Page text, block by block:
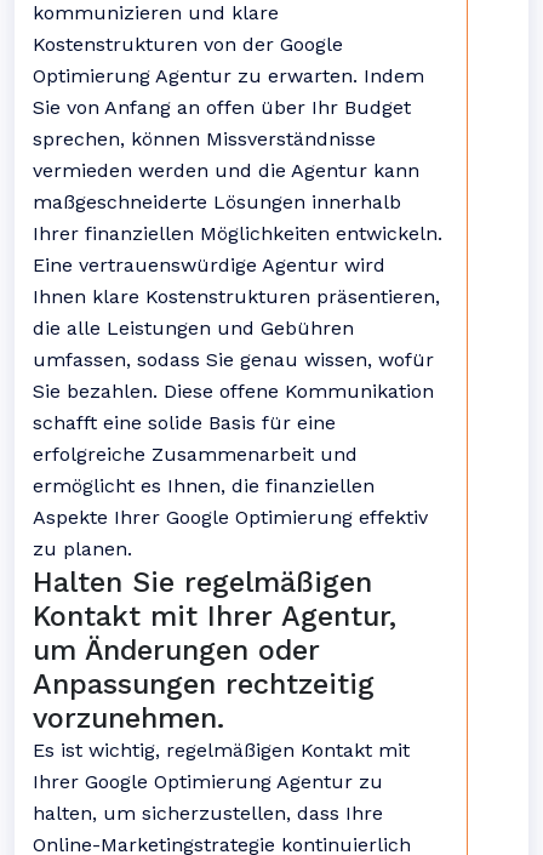
kommunizieren und klare
Kostenstrukturen von der Google
Optimierung Agentur zu erwarten. Indem
Sie von Anfang an offen über Ihr Budget
sprechen, können Missverständnisse
vermieden werden und die Agentur kann
maßgeschneiderte Lösungen innerhalb
Ihrer finanziellen Möglichkeiten entwickeln.
Eine vertrauenswürdige Agentur wird
Ihnen klare Kostenstrukturen präsentieren,
die alle Leistungen und Gebühren
umfassen, sodass Sie genau wissen, wofür
Sie bezahlen. Diese offene Kommunikation
schafft eine solide Basis für eine
erfolgreiche Zusammenarbeit und
ermöglicht es Ihnen, die finanziellen
Aspekte Ihrer Google Optimierung effektiv
zu planen.
Halten Sie regelmäßigen
Kontakt mit Ihrer Agentur,
um Änderungen oder
Anpassungen rechtzeitig
vorzunehmen.
Es ist wichtig, regelmäßigen Kontakt mit
Ihrer Google Optimierung Agentur zu
halten, um sicherzustellen, dass Ihre
Online-Marketingstrategie kontinuierlich